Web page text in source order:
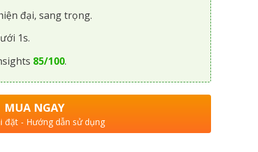
đại, sang trọng.
1s.
85/100.
MUA NGAY
đặt - Hướng dẫn sử dụng